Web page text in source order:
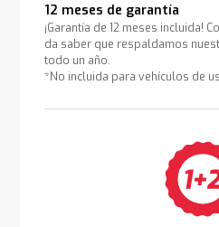
12 meses de garantía
¡Garantía de 12 meses incluida!
da saber que respaldamos
todo un año.
*No incluida para vehículos de